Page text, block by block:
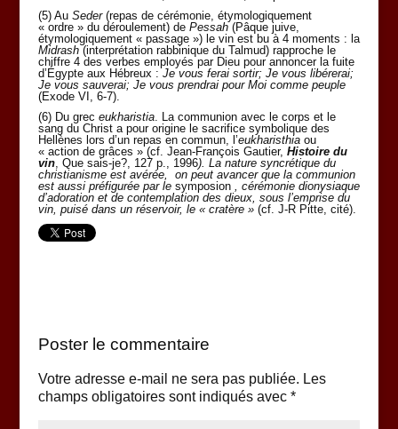
(5) Au Seder(repas de cérémonie, étymologiquement
« ordre » du déroulement) de Pessah(Pâque juive,
étymologiquement « passage ») le vin est bu à 4 moments : la
Midrash(interprétation rabbinique du Talmud) rapproche le
chiffre 4 des verbes employés par Dieu pour annoncer la fuite
d’Égypte aux Hébreux :Je vous ferai sortir; Je vous libérerai;
Je vous sauverai; Je vous prendrai pour Moi comme peuple
(Exode VI, 6-7).
(6) Du grec eukharistia. La communion avec le corps et le
sang du Christ a pour origine le sacrifice symbolique des
Hellènes lors d’un repas en commun, l’eukharisthiaou
« action de grâces » (cf. Jean-François Gautier, Histoire du
vin, Que sais-je?, 127 p., 1996). La nature syncrétique du
christianisme est avérée, on peut avancer que la communion
est aussi préfigurée par le symposion
, cérémonie dionysiaque
d’adoration et de contemplation des dieux, sous l’emprise du
vin, puisé dans un réservoir, le « cratère » (cf. J-R Pitte, cité).
Poster le commentaire
Votre adresse e-mail ne sera pas publiée. Les
champs obligatoires sont indiqués avec *